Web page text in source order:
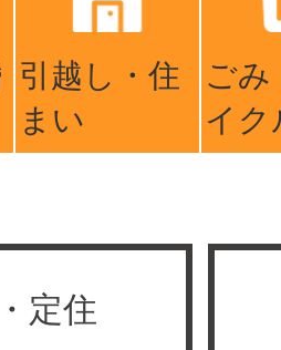
引越し・住
まい
ごみ
イク
定住